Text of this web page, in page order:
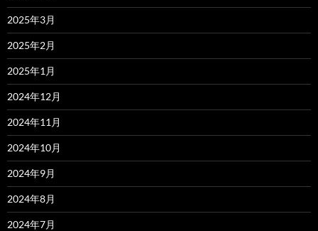
2025年3月
2025年2月
2025年1月
2024年12月
2024年11月
2024年10月
2024年9月
2024年8月
2024年7月